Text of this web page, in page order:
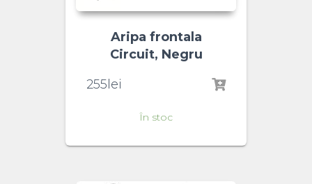
Aripa frontala
Circuit, Negru
255 lei
În stoc